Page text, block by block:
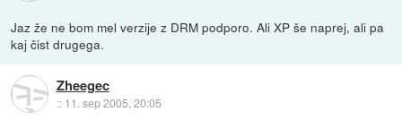
Jaz že ne bom mel verzije z DRM podporo. Ali XP še naprej, ali pa
kaj čist drugega.
Zheegec
:: 11. sep 2005, 20:05